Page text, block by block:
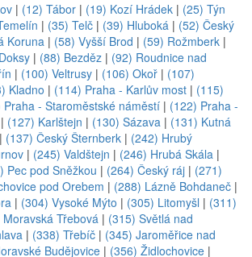
| (12) Tábor | (19) Kozí Hrádek | (25) Týn
| (35) Telč | (39) Hluboká | (52) Český
Koruna | (58) Vyšší Brod | (59) Rožmberk |
| (88) Bezděz | (92) Roudnice nad
| (100) Veltrusy | (106) Okoř | (107)
Kladno | (114) Praha - Karlův most | (115)
Praha - Staroměstské náměstí | (122) Praha -
| (127) Karlštejn | (130) Sázava | (131) Kutná
| (137) Český Šternberk | (242) Hrubý
| (245) Valdštejn | (246) Hrubá Skála |
Pec pod Sněžkou | (264) Český ráj | (271)
pod Orebem | (288) Lázně Bohdaneč |
| (304) Vysoké Mýto | (305) Litomyšl | (311)
Moravská Třebová | (315) Světlá nad
| (338) Třebíč | (345) Jaroměřice nad
Budějovice | (356) Židlochovice |